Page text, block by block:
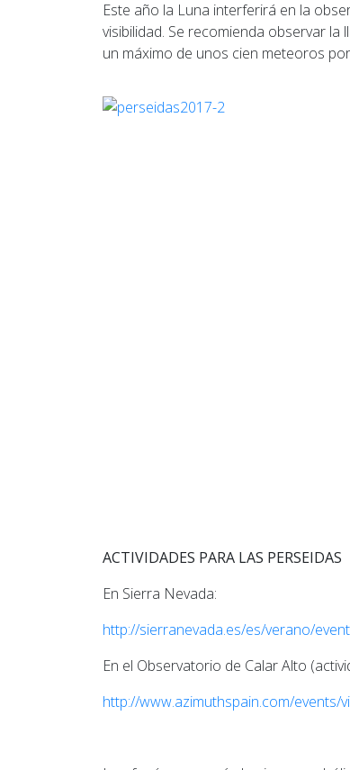
Este año la Luna interferirá en la
visibilidad. Se recomienda observar
un máximo de unos cien meteoros
ACTIVIDADES PARA LAS PERSEIDAS
En Sierra Nevada:
http://sierranevada.es/es/verano/
En el Observatorio de Calar Alto
http://www.azimuthspain.com/events/